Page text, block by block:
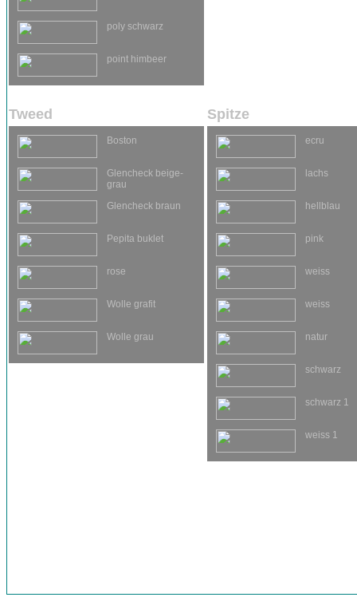
poly schwarz
point himbeer
Tweed Spitze
Boston
Glencheck beige-
grau
Glencheck braun
Pepita buklet
rose
Wolle grafit
Wolle grau
ecru
lachs
hellblau
pink
weiss
weiss
natur
schwarz
schwarz 1
weiss 1